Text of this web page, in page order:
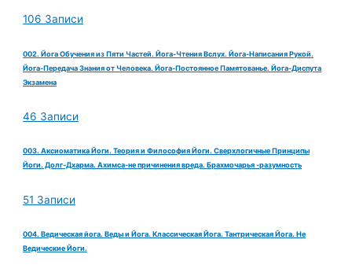
106 Записи
002. Йога Обучения из Пяти Частей. Йога-Чтения Вслух. Йога-Написания Рукой.
Йога-Передача Знания от Человека. Йога-Постоянное Памятованье. Йога-Диспута
Экзамена
46 Записи
003. Аксиоматика Йоги. Теория и Философия Йоги. Сверхлогичные Принципы
Йоги. Долг-Дхарма. Ахимса-не причинения вреда. Брахмочарья -разумность
51 Записи
004. Ведическая йога. Веды и Йога. Классическая Йога. Тантрическая Йога. Не
Ведические Йоги.